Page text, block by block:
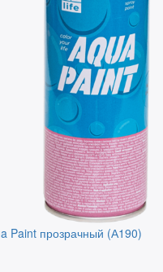
Paint прозрачный (А190)